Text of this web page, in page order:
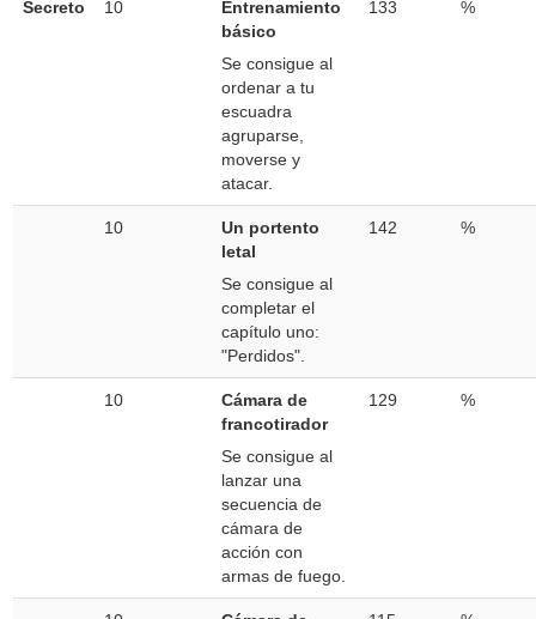
Secreto 10
Entrenamiento
básico
Se consigue al
ordenar a tu
escuadra
agruparse,
moverse y
atacar.
133 %
10
Un portento
letal
Se consigue al
completar el
capítulo uno:
"Perdidos".
142 %
10
Cámara de
francotirador
Se consigue al
lanzar una
secuencia de
cámara de
acción con
armas de fuego.
129 %